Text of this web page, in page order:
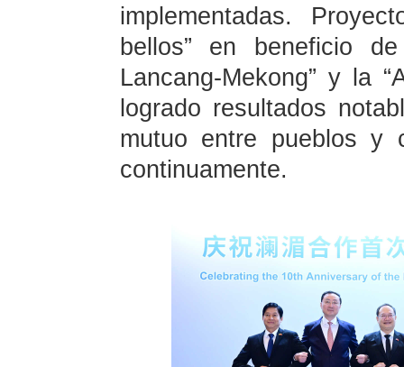
implementadas.
bellos” en beneficio
Lancang-Mekong” y la
logrado resultados
mutuo entre pueblos y
continuamente.